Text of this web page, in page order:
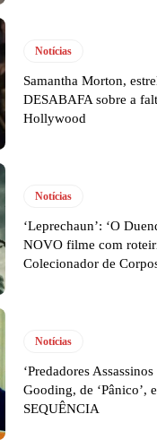
Notícias
Samantha Morton,
DESABAFA sobre a
Hollywood
Notícias
‘Leprechaun’: ‘O
NOVO filme com
Colecionador de
Notícias
‘Predadores
Gooding, de ‘Pânico’,
SEQUÊNCIA